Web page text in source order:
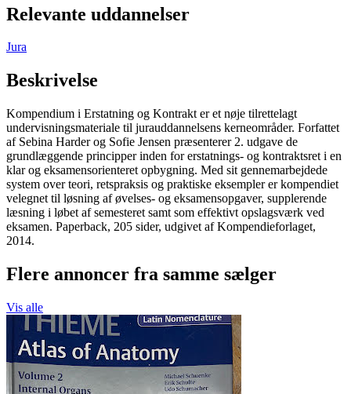
Relevante uddannelser
Jura
Beskrivelse
Kompendium i Erstatning og Kontrakt er et nøje tilrettelagt
undervisningsmateriale til jurauddannelsens kerneområder. Forfattet
af Sebina Harder og Sofie Jensen præsenterer 2. udgave de
grundlæggende principper inden for erstatnings- og kontraktsret i en
klar og eksamensorienteret opbygning. Med sit gennemarbejdede
system over teori, retspraksis og praktiske eksempler er kompendiet
velegnet til løsning af øvelses- og eksamensopgaver, supplerende
læsning i løbet af semesteret samt som effektivt opslagsværk ved
eksamen. Paperback, 205 sider, udgivet af Kompendieforlaget,
2014.
Flere annoncer fra samme sælger
Vis alle